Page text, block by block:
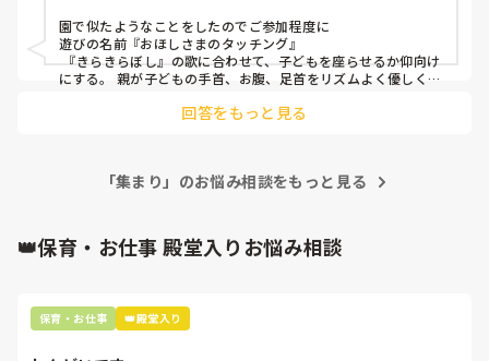
園で似たようなことをしたのでご参加程度に
遊びの名前『おほしさまのタッチング』
『きらきらぼし』の歌に合わせて、子どもを座らせるか仰向け
にする。 親が子どもの手首、お腹、足首をリズムよく優しくツ
『天の川の揺ら揺らクルーズ』
『満天の星空シアター』
回答をもっと見る
「集まり」のお悩み相談をもっと見る
👑保育・お仕事 殿堂入りお悩み相談
保育・お仕事 👑殿堂入り